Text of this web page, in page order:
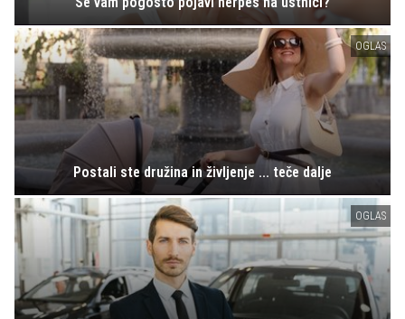
OGLAS
Postali ste družina in življenje ... teče dalje
OGLAS